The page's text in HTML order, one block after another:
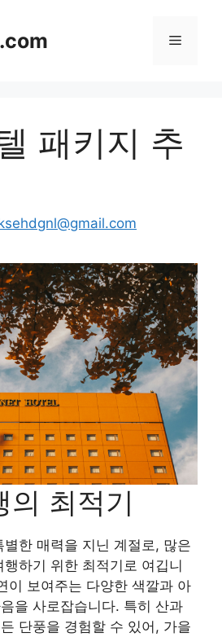
Menu
패키지 추
의 최적기
한 매력을 지닌 계절로, 많은
하기 위한 최적기로 여깁니
이 보여주는 다양한 색깔과 아
을 사로잡습니다. 특히 산과
단풍을 경험할 수 있어, 가을